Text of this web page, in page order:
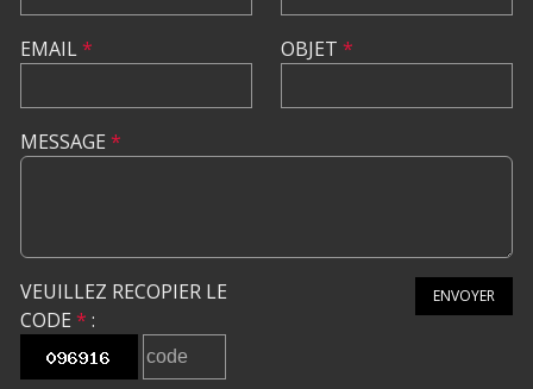
EMAIL* OBJET *
MESSAGE *
VEUILLEZ RECOPIER LE
CODE * :
ENVOYER